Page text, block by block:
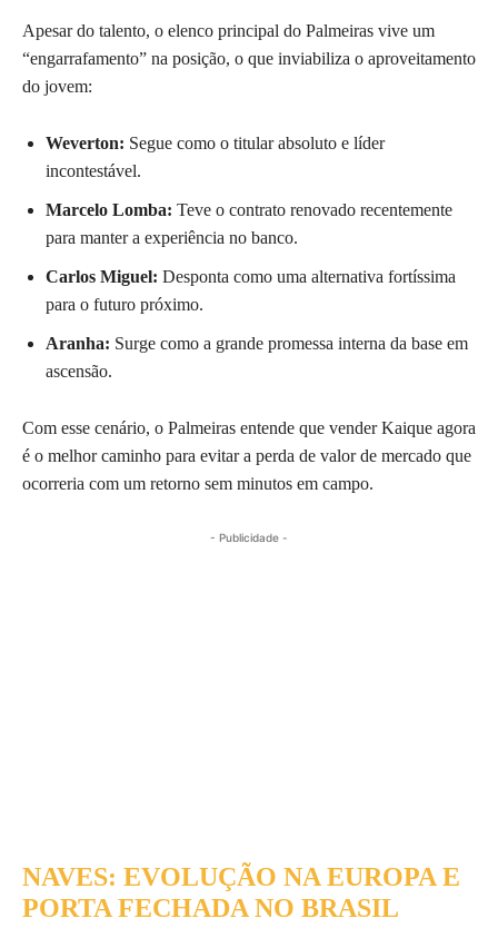
Apesar do talento, o elenco principal do Palmeiras vive um
“engarrafamento” na posição, o que inviabiliza o aproveitamento
do jovem:
Weverton: Segue como o titular absoluto e líder
incontestável.
Marcelo Lomba: Teve o contrato renovado recentemente
para manter a experiência no banco.
Carlos Miguel: Desponta como uma alternativa fortíssima
para o futuro próximo.
Aranha: Surge como a grande promessa interna da base em
ascensão.
Com esse cenário, o Palmeiras entende que vender Kaique agora
é o melhor caminho para evitar a perda de valor de mercado que
ocorreria com um retorno sem minutos em campo.
- Publicidade -
NAVES: EVOLUÇÃO NA EUROPA E
PORTA FECHADA NO BRASIL